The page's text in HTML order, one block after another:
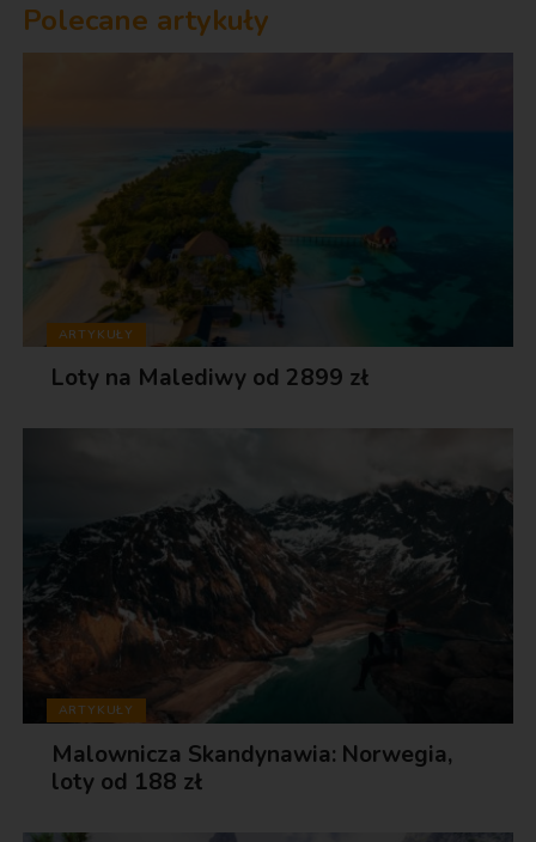
Polecane artykuły
ARTYKUŁY
Loty na Malediwy od 2899 zł
ARTYKUŁY
Malownicza Skandynawia: Norwegia,
loty od 188 zł